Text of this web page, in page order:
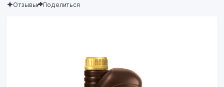
Отзывы Поделиться